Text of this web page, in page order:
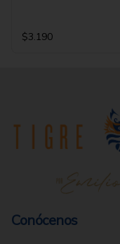
$3.190
Conócenos